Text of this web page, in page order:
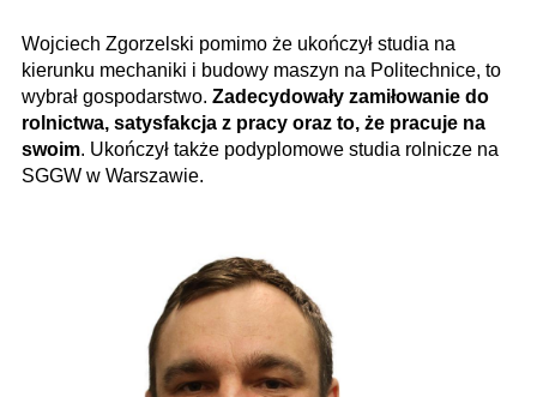
Wojciech Zgorzelski pomimo że ukończył studia na
kierunku mechaniki i budowy maszyn na Politechnice, to
wybrał gospodarstwo. Zadecydowały zamiłowanie do
rolnictwa, satysfakcja z pracy oraz to, że pracuje na
swoim. Ukończył także podyplomowe studia rolnicze na
SGGW w Warszawie.